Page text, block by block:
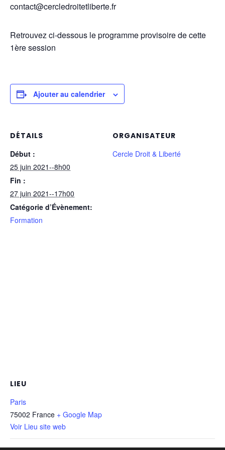
contact@cercledroitetliberte.fr
Retrouvez ci-dessous le programme provisoire de cette
1ère session
Ajouter au calendrier
DÉTAILS
Début :
25 juin 2021--8h00
Fin :
27 juin 2021--17h00
Catégorie d’Évènement:
Formation
ORGANISATEUR
Cercle Droit & Liberté
LIEU
Paris
75002 France + Google Map
Voir Lieu site web